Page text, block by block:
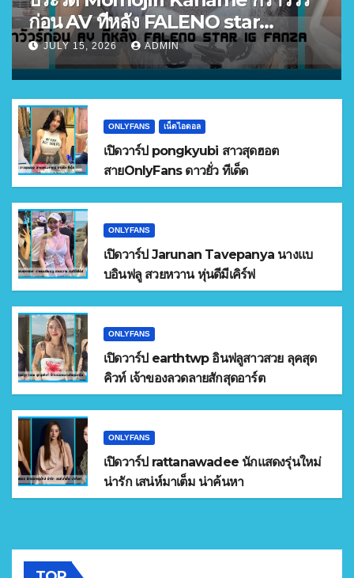
ก่อน AV ทีหลัง FALENO star
FANZA อันดับ 3
JULY 15, 2026 ADMIN
ONLYFANS เน็ตไอดอล
เปิดวาร์ป pongkyubi สาวสุดฮอต
สายOnlyFans ดาวยั่ว ทีเด็ด
ONLYFANS
เปิดวาร์ป Jarunan Tavepanya นางแบ
บอินฟลู สวยหวาน หุ่นดีมีเคิร์ฟ
ONLYFANS
เปิดวาร์ป earthtwp อินฟลูสาวสวย ลุคสุด
คิวท์ เจ้าของลวดลายสักสุดอาร์ต
ONLYFANS
เปิดวาร์ป rattanawadee นักแสดงรุ่นใหม่
น่ารัก เสน่ห์มาเต็ม น่าค้นหา